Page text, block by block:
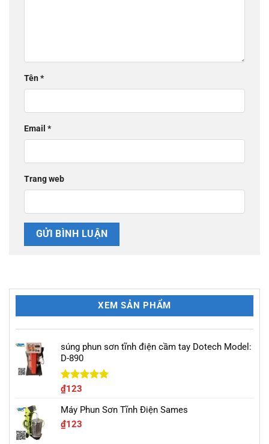
Tên*
Email *
Trang web
XEM SẢN PHẨM
súng phun sơn tĩnh điện cầm tay Dotech Model:
D-890
Được xếp
5 sao
₫123
Máy Phun Sơn Tĩnh Điện Sames
₫123